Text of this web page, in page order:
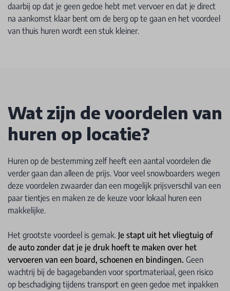
daarbij op dat je geen gedoe hebt met vervoer en dat je direct
na aankomst klaar bent om de berg op te gaan en het voordeel
van thuis huren wordt een stuk kleiner.
Wat zijn de voordelen van
huren op locatie?
Huren op de bestemming zelf heeft een aantal voordelen die
verder gaan dan alleen de prijs. Voor veel snowboarders wegen
deze voordelen zwaarder dan een mogelijk prijsverschil van een
paar tientjes en maken ze de keuze voor lokaal huren een
makkelijke.
Het grootste voordeel is gemak. Je stapt uit het vliegtuig of
de auto zonder dat je je druk hoeft te maken over het
vervoeren van een board, schoenen en bindingen. Geen
wachtrij bij de bagagebanden voor sportmateriaal, geen risico
op beschadiging tijdens transport en geen gedoe met inpakken